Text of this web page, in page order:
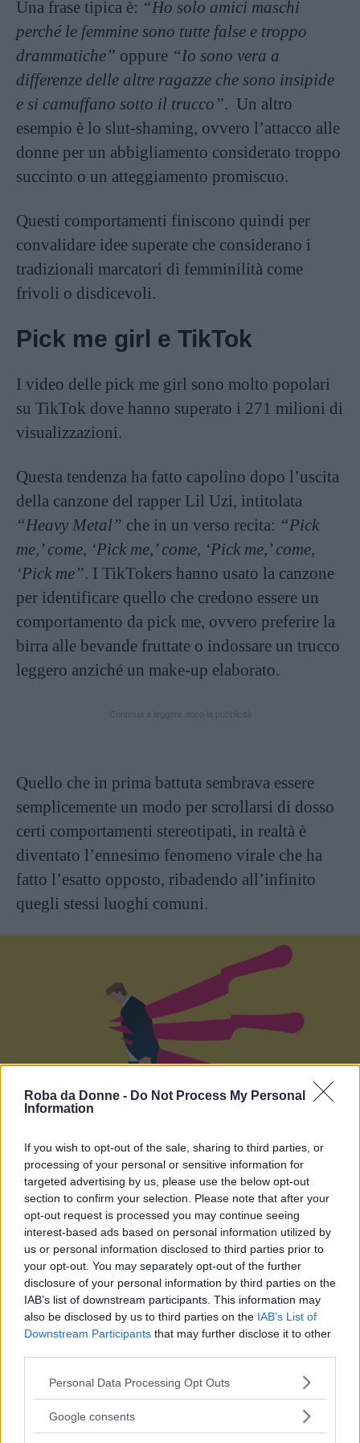
Roba da Donne - Do Not Process My Personal
Information
If you wish to opt-out of the sale, sharing to third parties, or
processing of your personal or sensitive information for
targeted advertising by us, please use the below opt-out
section to confirm your selection. Please note that after your
opt-out request is processed you may continue seeing
interest-based ads based on personal information utilized by
us or personal information disclosed to third parties prior to
your opt-out. You may separately opt-out of the further
disclosure of your personal information by third parties on the
IAB’s list of downstream participants. This information may
also be disclosed by us to third parties on the IAB’s List of
Downstream Participants that may further disclose it to other
Please note that this website/app uses one or more Google
not limited to your visit or usage behaviour. You may click to
Personal Data Processing Opt Outs
Google consents
Una frase tipica è: “Ho solo amici maschi
perché le femmine sono tutte false e troppo
drammatiche” oppure “Io sono vera a
differenze delle altre ragazze che sono insipide
e si camuffano sotto il trucco”. Un altro
esempio è lo slut-shaming, ovvero l’attacco alle
donne per un abbigliamento considerato troppo
succinto o un atteggiamento promiscuo.
Questi comportamenti finiscono quindi per
convalidare idee superate che considerano i
tradizionali marcatori di femminilità come
frivoli o disdicevoli.
Pick me girl e TikTok
I video delle pick me girl sono molto popolari
su TikTok dove hanno superato i 271 milioni di
visualizzazioni.
Questa tendenza ha fatto capolino dopo l’uscita
della canzone del rapper Lil Uzi, intitolata
“Heavy Metal” che in un verso recita: “Pick
me,’ come, ‘Pick me,’ come, ‘Pick me,’ come,
‘Pick me”. I TikTokers hanno usato la canzone
per identificare quello che credono essere un
comportamento da pick me, ovvero preferire la
birra alle bevande fruttate o indossare un trucco
leggero anziché un make-up elaborato.
Quello che in prima battuta sembrava essere
semplicemente un modo per scrollarsi di dosso
certi comportamenti stereotipati, in realtà è
diventato l’ennesimo fenomeno virale che ha
fatto l’esatto opposto, ribadendo all’infinito
quegli stessi luoghi comuni.
Vi Raccomandiamo...
Microaggressioni: le violenze quotidiane
che subiamo quasi senza accorgercene
Pick me girl e stereotipi
tossici
Sicuramente più di una volta nella vita ci sarà
capitato di assumere atteggiamenti da tipica
pick me girl, perché alla fine ciascuna di noi
vuole distinguersi e sentirsi unica.
Amy Rosenbluth, laureata in Scienze Politiche e
Sviluppo Internazionale della McGill
University ha approfondito il fenomeno: